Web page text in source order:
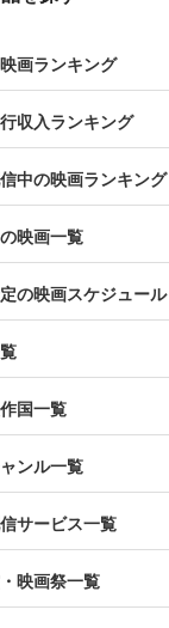
画ランキング
収入ランキング
中の映画ランキング
の映画一覧
の映画スケジュール
国一覧
ンル一覧
サービス一覧
映画祭一覧